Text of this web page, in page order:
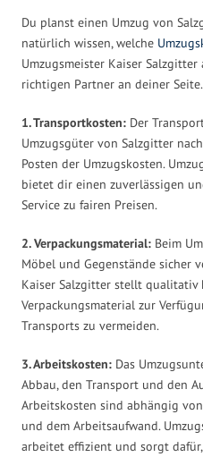
Du planst einen Umzug von
natürlich wissen, welche
Umzugsmeister Kaiser
richtigen Partner an deiner Seite.
1. Transportkosten: Der
Umzugsgüter von Salzgitter
Posten der Umzugskosten.
bietet dir einen zuverlässigen
Service zu fairen Preisen.
2. Verpackungsmaterial: Beim
Möbel und Gegenstände sicher
Kaiser Salzgitter stellt qualitativ
Verpackungsmaterial zur
Transports zu vermeiden.
3. Arbeitskosten: Das
Abbau, den Transport und den
Arbeitskosten sind abhängig
und dem Arbeitsaufwand.
arbeitet effizient und sorgt